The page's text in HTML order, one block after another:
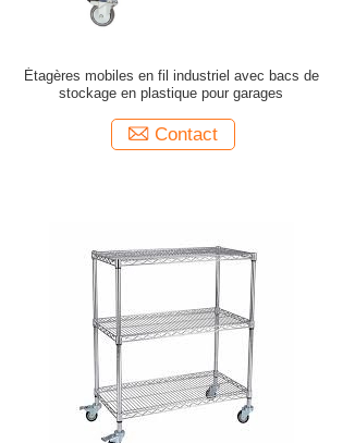
Étagères mobiles en fil industriel avec bacs de
stockage en plastique pour garages
Contact